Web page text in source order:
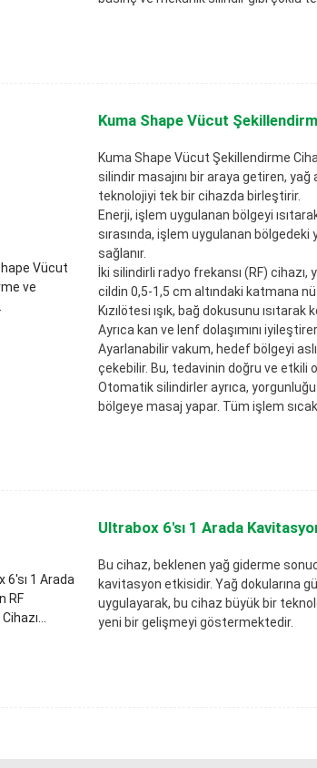
Kuma Shape Vücut
Kuma Shape Vücut Şekillendirme
silindir masajını bir araya getiren,
teknolojiyi tek bir cihazda birleştirir.
Enerji, işlem uygulanan bölgeyi
sırasında, işlem uygulanan bölgedeki
sağlanır.
İki silindirli radyo frekansı (RF)
cildin 0,5-1,5 cm altındaki katmana
Kızılötesi ışık, bağ dokusunu
Ayrıca kan ve lenf dolaşımını
Ayarlanabilir vakum, hedef bölgeyi
çekebilir. Bu, tedavinin doğru ve etkili
Otomatik silindirler ayrıca,
bölgeye masaj yapar. Tüm işlem
Ultrabox 6'sı 1 Arada
Bu cihaz, beklenen yağ giderme
kavitasyon etkisidir. Yağ dokularına
uygulayarak, bu cihaz büyük bir
yeni bir gelişmeyi göstermektedir.